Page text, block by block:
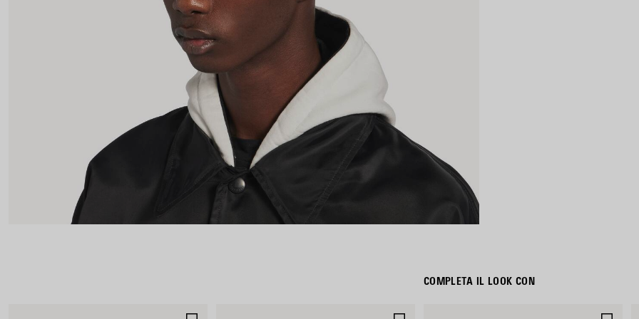
COMPLETA IL LOOK CON